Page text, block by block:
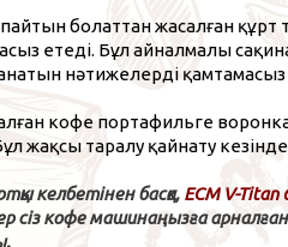
болаттан жасалған құрт
етеді. Бұл айналмалы
нәтижелерді қамтамасыз
кофе портафильге
жақсы таралу қайнату
келбетінен басқа, ECM V-Titan
сіз кофе машинаңызға